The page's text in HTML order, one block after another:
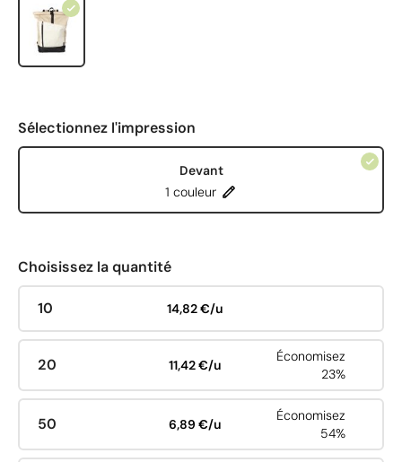
Sélectionnez l'impression
Devant
1 couleur
Choisissez la quantité
10 14,82 €/u
20 11,42 €/u
Économisez
23%
50 6,89 €/u
Économisez
54%